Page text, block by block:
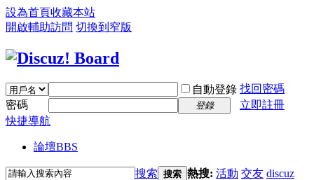
設為首頁收藏本站
開啟輔助訪問 切換到窄版
自動登錄 找回密碼
密碼
登錄
立即註冊
快捷導航
論壇BBS
搜索 搜索 熱搜: 活動 交友 discuz